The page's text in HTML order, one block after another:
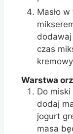
Masło
dodawaj
czas
Warstwa
Do
dodaj
jogurt
masa